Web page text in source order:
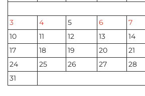
3
4 5 6 7
10
11 12 13 14
17
18 19 20 21
24
25 26 27 28
31